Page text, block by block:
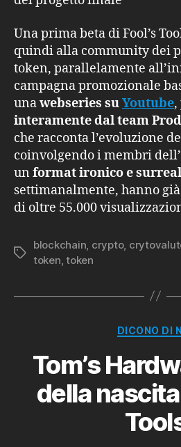
Una prima beta di Fool’s
quindi alla community dei
token, parallelamente
campagna promozionale
unawebseries suYoutube,
interamente dal team
che racconta l’evoluzione
coinvolgendo i membri
un format ironico e
settimanalmente, hanno
di oltre 55.000
Tag
blockchain crypto,
token token
DICONO DI
Tom’s
della nascita